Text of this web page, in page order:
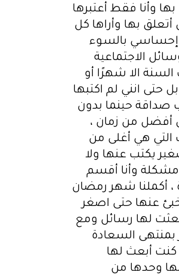
وأنا فقط أعتبرها
لا تريدني أن أتعلق بها وأراها كل
إحساسي بالسوء
الاجتماعية
الا شهرًا أو
انني لم اكتبها
صداقة حينما بدون
أفضل من زمان ،
التي هي أغلى من
يكتب عنها ولا
مشكلة وأنا أقسم
، أكملنا شهر رمضان
عنها حتى اصغر
لها رسائل ومع
السعادة
كنت أبعث لها
وحدها من